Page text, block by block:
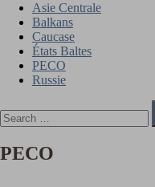
Asie Centrale
Balkans
Caucase
États Baltes
PECO
Russie
for:
PECO